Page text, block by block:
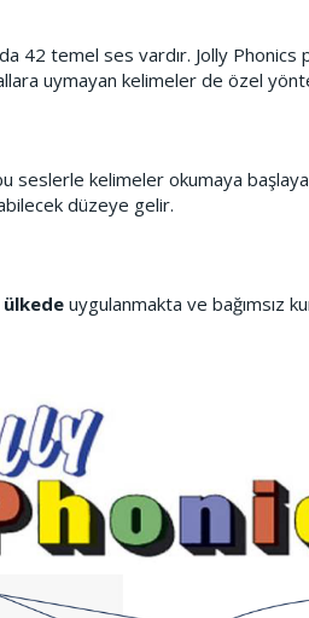
42 temel ses vardır. Jolly
uymayan kelimeler de özel
seslerle kelimeler okumaya
düzeye gelir.
ülkede uygulanmakta ve bağımsız